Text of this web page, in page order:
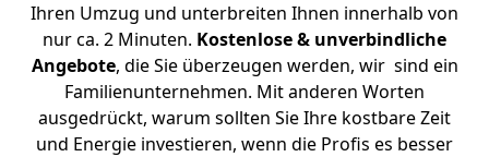
Ihren Umzug und unterbreiten Ihnen innerhalb von
nur ca. 2 Minuten. Kostenlose & unverbindliche
Angebote, die Sie überzeugen werden, wir sind ein
Familienunternehmen. Mit anderen Worten
ausgedrückt, warum sollten Sie Ihre kostbare Zeit
und Energie investieren, wenn die Profis es besser